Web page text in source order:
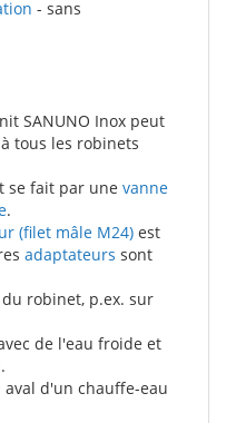
- sans
SANUNO Inox peut
tous les robinets
se fait par une vanne
.
(filet mâle M24) est
adaptateurs sont
robinet, p.ex. sur
de l'eau froide et
d'un chauffe-eau